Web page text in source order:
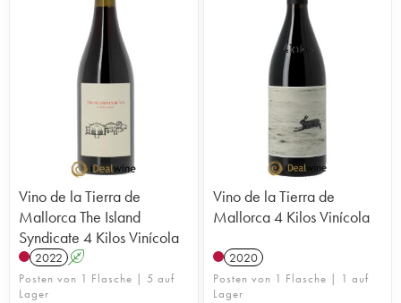
Vino de la Tierra de
Mallorca The Island
Syndicate 4 Kilos Vinícola
2022 A
Posten von 1 Flasche | 5 auf
Lager
Vino de la Tierra de
Mallorca 4 Kilos Vinícola
2020
Posten von 1 Flasche | 1 auf
Lager